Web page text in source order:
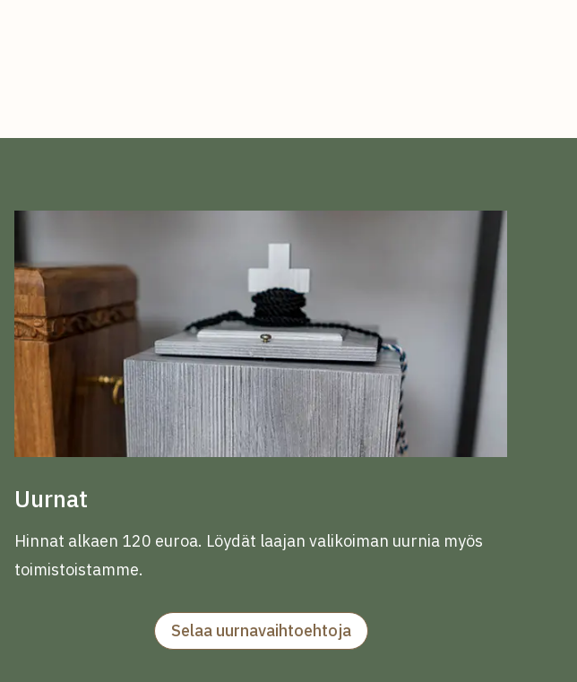
Uurnat
Hinnat alkaen 120 euroa. Löydät laajan valikoiman uurnia myös
toimistoistamme.
Selaa uurnavaihtoehtoja